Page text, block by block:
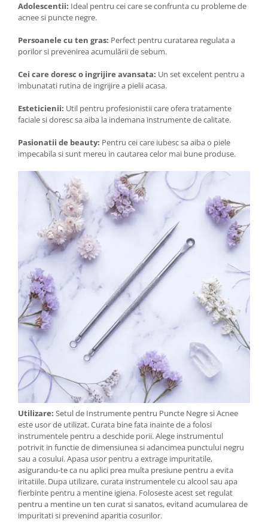
Adolescentii: Ideal pentru cei care se confrunta cu probleme de
acnee si puncte negre.
Persoanele cu ten gras: Perfect pentru curatarea regulata a
porilor si prevenirea acumulării de sebum.
Cei care doresc o ingrijire avansata: Un set excelent pentru a
imbunatati rutina de ingrijire a pielii acasa.
Esteticienii: Util pentru profesionistii care ofera tratamente
faciale si doresc sa aiba la indemana instrumente de calitate.
Pasionatii de beauty: Pentru cei care iubesc sa aiba o piele
impecabila si sunt mereu in cautarea celor mai bune produse.
Utilizare: Setul de Instrumente pentru Puncte Negre si Acnee
este usor de utilizat. Curata bine fata inainte de a folosi
instrumentele pentru a deschide porii. Alege instrumentul
potrivit in functie de dimensiunea si adancimea punctului negru
sau a cosului. Apasa usor pentru a extrage impuritatile,
asigurandu-te ca nu aplici prea multa presiune pentru a evita
iritatiile. Dupa utilizare, curata instrumentele cu alcool sau apa
fierbinte pentru a mentine igiena. Foloseste acest set regulat
pentru a mentine un ten curat si sanatos, evitand acumularea de
impuritati si prevenind aparitia cosurilor.